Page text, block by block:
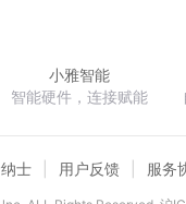
小雅智能
智能硬件，连接赋能
士 用户反馈 服务